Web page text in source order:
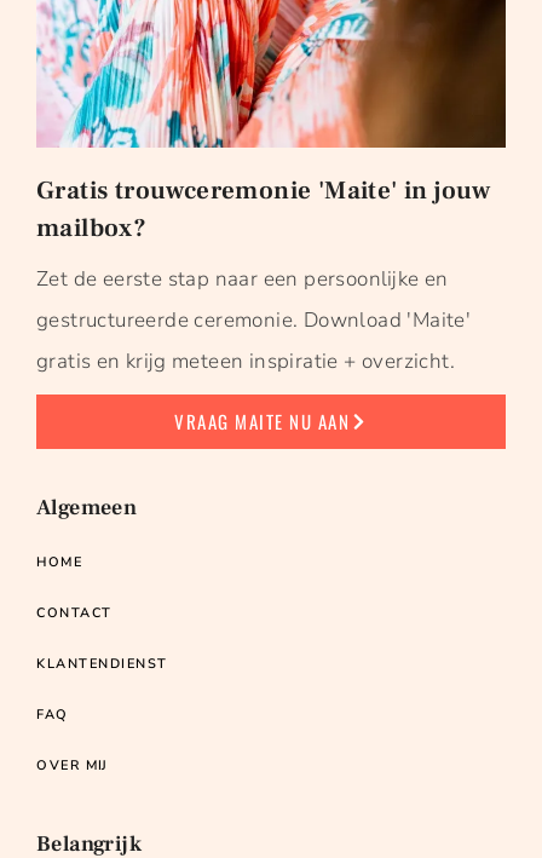
Gratis trouwceremonie 'Maite' in jouw
mailbox?
Zet de eerste stap naar een persoonlijke en
gestructureerde ceremonie. Download 'Maite'
gratis en krijg meteen inspiratie + overzicht.
VRAAG MAITE NU AAN
Algemeen
HOME
CONTACT
KLANTENDIENST
FAQ
OVER MIJ
Belangrijk